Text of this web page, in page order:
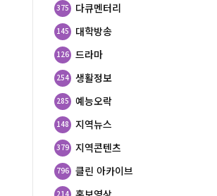
다큐멘터리
375
대학방송
145
드라마
126
생활정보
254
예능오락
285
지역뉴스
148
지역콘텐츠
379
클린 아카이브
796
214